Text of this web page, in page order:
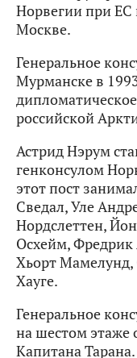
Норвегии при ЕС
Москве.
Генеральное
Мурманске в
российской
Астрид Нэрум
генконсулом
этот пост
Сведал, Уле
Нордслеттен,
Осхейм, Фредрик
Хьорт Мамелунд,
Хауге.
Генеральное
на шестом этаже
Капитана